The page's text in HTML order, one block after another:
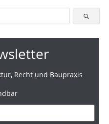
Recht und Baupraxis